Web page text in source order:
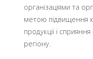
організаціями та
метою підвищення
продукції і
регіону.